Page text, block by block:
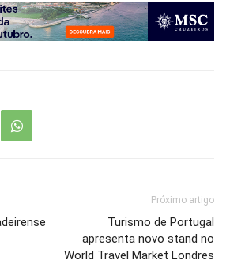
Próximo artigo
Turismo de Portugal
apresenta novo stand no
World Travel Market Londres